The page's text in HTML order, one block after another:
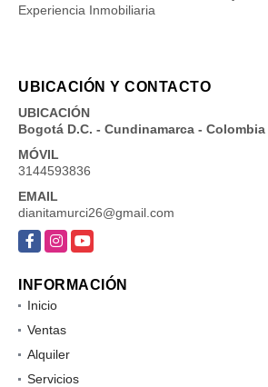
Experiencia Inmobiliaria
UBICACIÓN Y CONTACTO
UBICACIÓN
Bogotá D.C. - Cundinamarca - Colombia
MÓVIL
3144593836
EMAIL
dianitamurci26@gmail.com
Facebook
InstagramYouTube
INFORMACIÓN
Inicio
Ventas
Alquiler
Servicios